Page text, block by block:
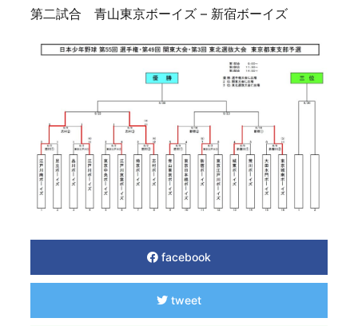
第二試合 青山東京ボーイズ – 新宿ボーイズ
facebook
tweet